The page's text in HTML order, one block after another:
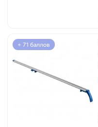
+ 71 баллов